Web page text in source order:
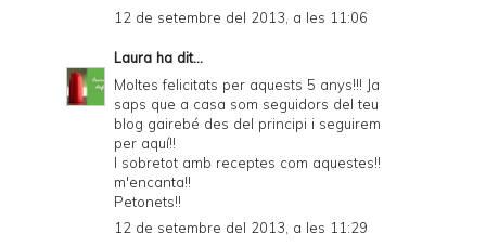
12 de setembre del 2013, a les 11:06
Laura ha dit...
Moltes felicitats per aquests 5 anys!!! Ja
saps que a casa som seguidors del teu
blog gairebé des del principi i seguirem
per aquí!!
I sobretot amb receptes com aquestes!!
m'encanta!!
Petonets!!
12 de setembre del 2013, a les 11:29